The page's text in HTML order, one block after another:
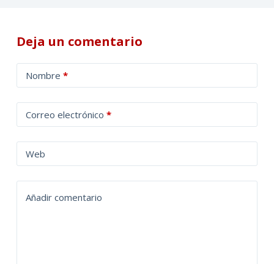
Deja un comentario
Nombre *
Correo electrónico *
Web
Añadir comentario
l
t
a
t